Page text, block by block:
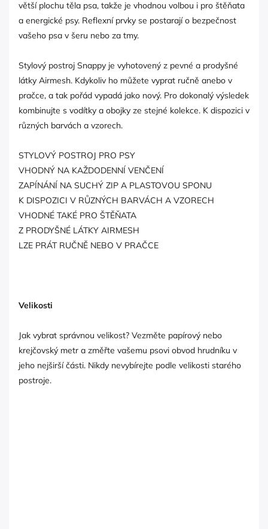
větší plochu těla psa, takže je vhodnou volbou i pro štěňata
a energické psy. Reflexní prvky se postarají o bezpečnost
vašeho psa v šeru nebo za tmy.
Stylový postroj Snappy je vyhotovený z pevné a prodyšné
látky Airmesh. Kdykoliv ho můžete vyprat ručně anebo v
pračce, a tak pořád vypadá jako nový. Pro dokonalý výsledek
kombinujte s vodítky a obojky ze stejné kolekce. K dispozici v
různých barvách a vzorech.
STYLOVÝ POSTROJ PRO PSY
VHODNÝ NA KAŽDODENNÍ VENČENÍ
ZAPÍNÁNÍ NA SUCHÝ ZIP A PLASTOVOU SPONU
K DISPOZICI V RŮZNÝCH BARVÁCH A VZORECH
VHODNÉ TAKÉ PRO ŠTĚŇATA
Z PRODYŠNÉ LÁTKY AIRMESH
LZE PRÁT RUČNĚ NEBO V PRAČCE
Velikosti
Jak vybrat správnou velikost? Vezměte papírový nebo
krejčovský metr a změřte vašemu psovi obvod hrudníku v
jeho nejširší části. Nikdy nevybírejte podle velikosti starého
postroje.